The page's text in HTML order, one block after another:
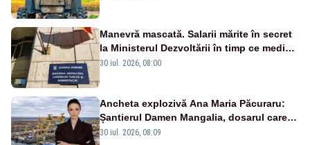
Manevră mascată. Salarii mărite în secret
la Ministerul Dezvoltării în timp ce medicii
ies în stradă
30 iul. 2026, 08:00
Ancheta explozivă Ana Maria Păcuraru:
Șantierul Damen Mangalia, dosarul care
scufundă apărarea României
30 iul. 2026, 08:09